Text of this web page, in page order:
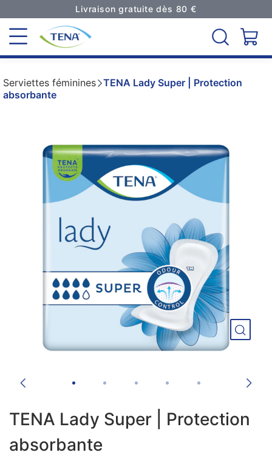
Livraison gratuite dès 80 €
Serviettes féminines TENA Lady Super | Protection
absorbante
TENA Lady Super | Protection
absorbante